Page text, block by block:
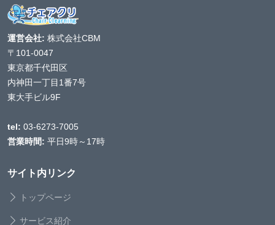
運営会社: 株式会社CBM
〒101-0047
東京都千代田区
内神田一丁目1番7号
東大手ビル9F
tel: 03-6273-7005
営業時間: 平日9時～17時
サイト内リンク
トップページ
サービス紹介